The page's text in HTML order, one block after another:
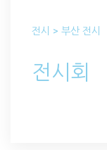
전시 > 부산 전시
전시회